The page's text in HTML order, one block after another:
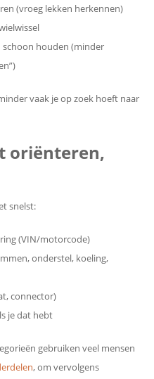
(vroeg lekken herkennen)
schoon houden (minder
vaak je op zoek hoeft naar
oriënteren,
snelst:
(VIN/motorcode)
onderstel, koeling,
connector)
je dat hebt
gebruiken veel mensen
, om vervolgens